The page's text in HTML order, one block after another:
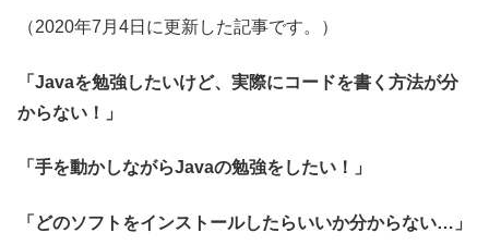
（2020年7月4日に更新した記事です。）
「Javaを勉強したいけど、実際にコードを書く方法が分
からない！」
「手を動かしながらJavaの勉強をしたい！」
「どのソフトをインストールしたらいいか分からない…」